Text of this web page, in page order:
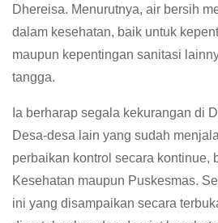
Dhereisa. Menurutnya, air bersih
dalam kesehatan, baik untuk
maupun kepentingan sanitasi
tangga.
Ia berharap segala kekurangan di
Desa-desa lain yang sudah
perbaikan kontrol secara kontinue,
Kesehatan maupun Puskesmas.
ini yang disampaikan secara